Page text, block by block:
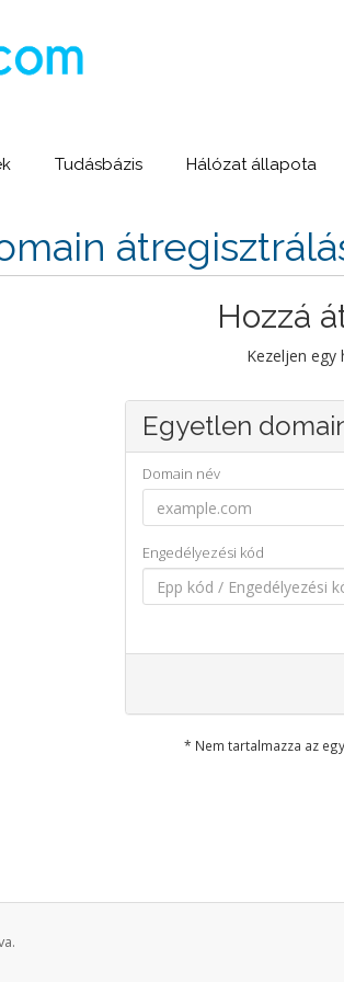
Tudásbázis Hálózat állapota
Hozzá
Kezeljen egy
Egyetlen
Domain név
Engedélyezési kód
* Nem tartalmazza az